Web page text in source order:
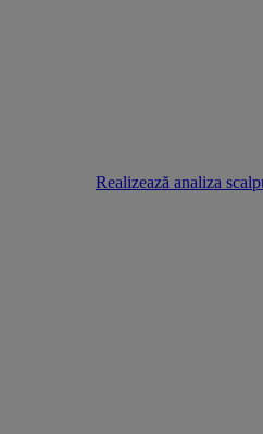
Realizează analiza